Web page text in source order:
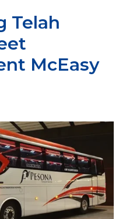
Telah
McEasy